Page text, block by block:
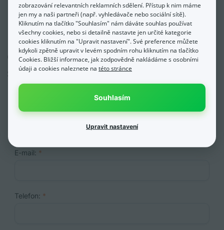
Chci kontaktovat tohoto
specialistu
Název firmy / jméno:*
E-mail: *
Telefon: *
zobrazování relevantních reklamních sdělení. Přístup k nim máme
jen my a naši partneři (např. vyhledávače nebo sociální sítě).
Kliknutím na tlačítko "Souhlasím" nám dáváte souhlas používat
všechny cookies, nebo si detailně nastavte jen určité kategorie
cookies kliknutím na "Upravit nastavení". Své preference můžete
kdykoli zpětně upravit v levém spodním rohu kliknutím na tlačítko
Cookies. Bližší informace, jak zodpovědně nakládáme s osobními
údaji a cookies naleznete na této stránce
Souhlasím
Upravit nastavení